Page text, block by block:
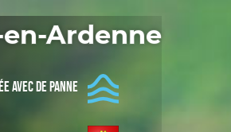
Ardenne
avec De Panne